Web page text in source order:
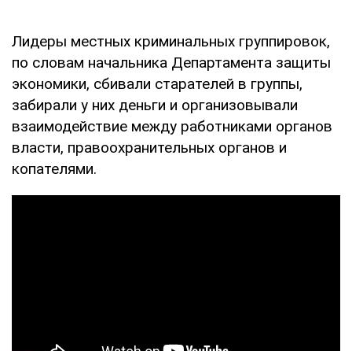
Лидеры местных криминальных группировок,
по словам начальника Департамента защиты
экономики, сбивали старателей в группы,
забирали у них деньги и организовывали
взаимодействие между работниками органов
власти, правоохранительных органов и
копателями.